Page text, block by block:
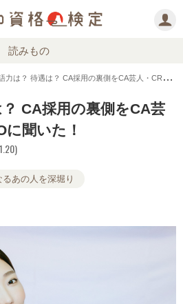
読みもの
は？ 待遇は？ CA採用の裏側をCA芸人・CRAZY COCOに聞いた！
CA採用の裏側をCA芸
に聞いた！
るあの人を深堀り